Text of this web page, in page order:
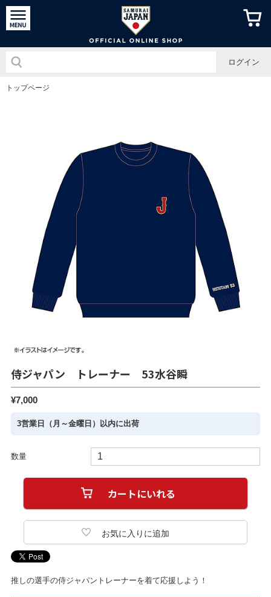
侍ジャパ
ログイン
トップページ
侍ジャパン トレーナー 53水谷瞬
¥7,000
3営業日（月～金曜日）以内に出荷
数量
推しの選手の侍ジャパントレーナーを着て応援しよう！